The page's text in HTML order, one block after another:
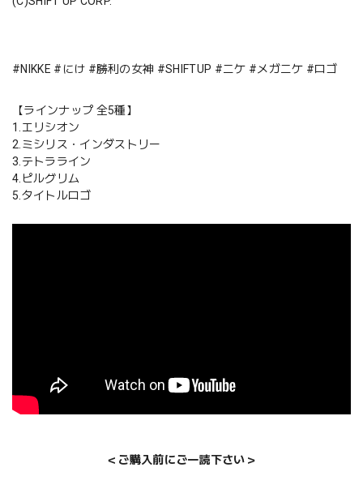
#NIKKE #にけ #勝利の女神 #SHIFTUP #ニケ #メガニケ #ロゴ
【ラインナップ 全5種】
1.エリシオン
2.ミシリス・インダストリー
3.テトラライン
4.ピルグリム
5.タイトルロゴ
＜ご購入前にご一読下さい＞